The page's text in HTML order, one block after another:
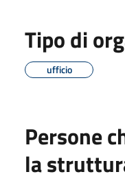
Tipo di
ufficio
Persone
la